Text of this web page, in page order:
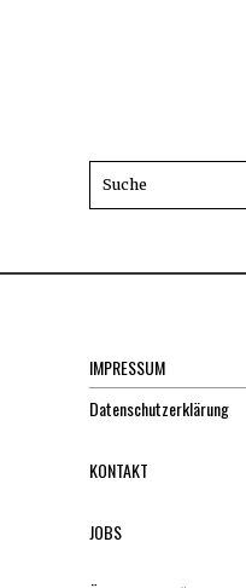
IMPRESSUM
Datenschutzerklärung
KONTAKT
JOBS